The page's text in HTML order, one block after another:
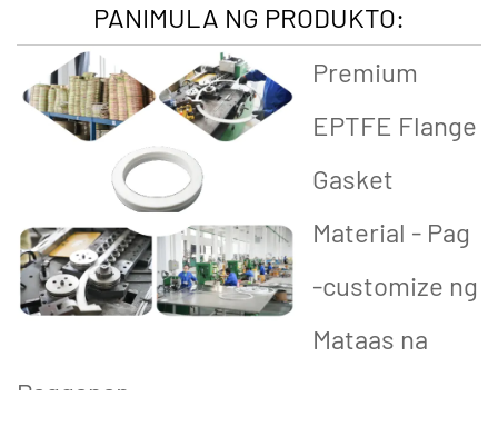
PANIMULA NG PRODUKTO:
Premium
EPTFE Flange
Gasket
Material - Pag
-customize ng
Mataas na
Pagganap